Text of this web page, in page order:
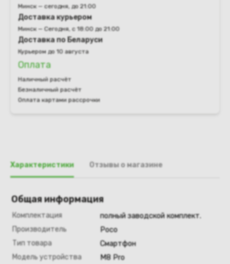
Минск — сегодня, до 21:00
Доставка курьером
Минск — Сегодня, с 18:00 до 21:00
Доставка по Беларуси
Курьером до 10 августа
Оплата
Наличный расчёт
Безналичный расчёт
Оплата картами рассрочки
Характеристики Отзывы о магазине
Общая информация
Комплектация
полный заводской комплект.
Производитель
Poco
Тип товара
Смартфон
Модель устройства
M8 Pro